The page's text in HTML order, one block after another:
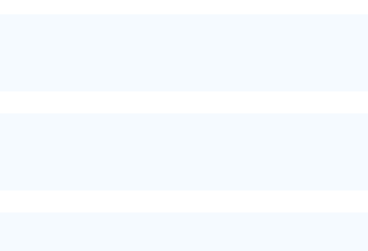
ya da reddedilir. Satıcının dönüşü